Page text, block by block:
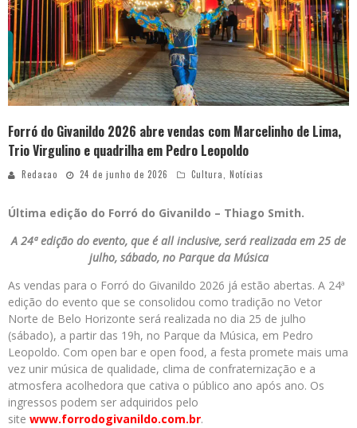
Forró do Givanildo 2026 abre vendas com Marcelinho de Lima,
Trio Virgulino e quadrilha em Pedro Leopoldo
Redacao 24 de junho de 2026 Cultura, Notícias
Última edição do Forró do Givanildo – Thiago Smith.
A 24ª edição do evento, que é all inclusive, será realizada em 25 de
julho, sábado, no Parque da Música
As vendas para o Forró do Givanildo 2026 já estão abertas. A 24ª
edição do evento que se consolidou como tradição no Vetor
Norte de Belo Horizonte será realizada no dia 25 de julho
(sábado), a partir das 19h, no Parque da Música, em Pedro
Leopoldo. Com open bar e open food, a festa promete mais uma
vez unir música de qualidade, clima de confraternização e a
atmosfera acolhedora que cativa o público ano após ano. Os
ingressos podem ser adquiridos pelo
site www.forrodogivanildo.com.br.